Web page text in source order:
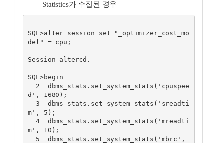
Statistics가 수집된 경우
SQL>alter session set "_optimizer_cost_mo
del" = cpu;
Session altered.
SQL>begin
d', 1680);
m', 5);
m', 10);